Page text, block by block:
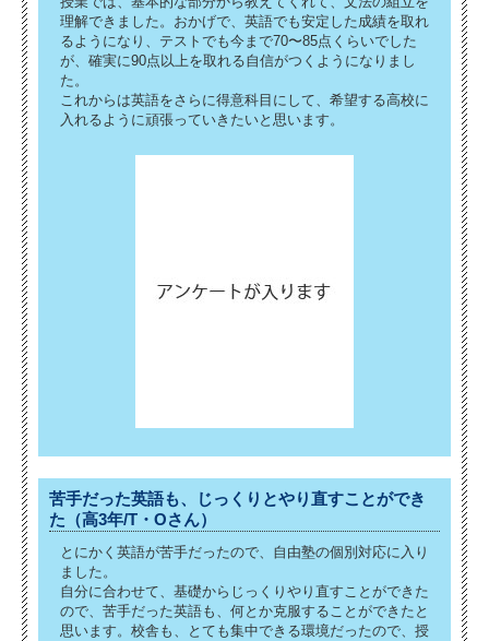
理解できました。おかげで、英語でも安定した成績を取れ
るようになり、テストでも今まで70〜85点くらいでした
が、確実に90点以上を取れる自信がつくようになりまし
た。
これからは英語をさらに得意科目にして、希望する高校に
入れるように頑張っていきたいと思います。
苦手だった英語も、じっくりとやり直すことができ
た（高3年/T・Oさん）
とにかく英語が苦手だったので、自由塾の個別対応に入り
ました。
自分に合わせて、基礎からじっくりやり直すことができた
ので、苦手だった英語も、何とか克服することができたと
思います。校舎も、とても集中できる環境だったので、授